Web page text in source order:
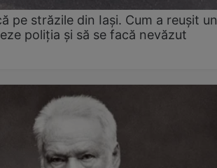
pe străzile din Iași. Cum a reușit un
poliția și să se facă nevăzut